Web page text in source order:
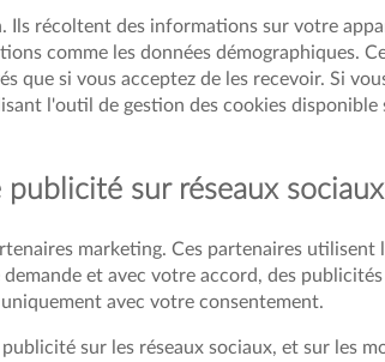
Ils récoltent des informations sur votre
comme les données démographiques.
que si vous acceptez de les recevoir. Si
l'outil de gestion des cookies disponible
sur réseaux sociaux
marketing. Ces partenaires utilisent
et avec votre accord, des publicités
avec votre consentement.
sur les réseaux sociaux, et sur les